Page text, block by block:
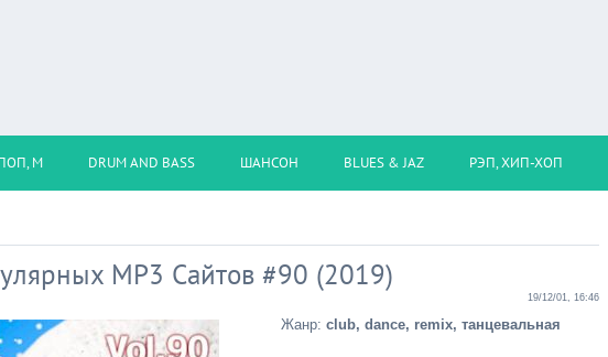
М DRUM AND BASS ШАНСОН BLUES & JAZ РЭП, ХИП-ХОП
MP3 Сайтов #90 (2019)
19/12/01, 16:46
Жанр: club, dance, remix, танцевальная